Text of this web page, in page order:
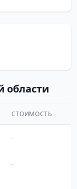
области
СТОИМОСТЬ
-
-